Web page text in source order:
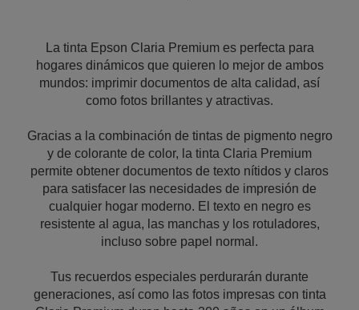
La tinta Epson Claria Premium es perfecta para
hogares dinámicos que quieren lo mejor de ambos
mundos: imprimir documentos de alta calidad, así
como fotos brillantes y atractivas.
Gracias a la combinación de tintas de pigmento negro
y de colorante de color, la tinta Claria Premium
permite obtener documentos de texto nítidos y claros
para satisfacer las necesidades de impresión de
cualquier hogar moderno. El texto en negro es
resistente al agua, las manchas y los rotuladores,
incluso sobre papel normal.
Tus recuerdos especiales perdurarán durante
generaciones, así como las fotos impresas con tinta